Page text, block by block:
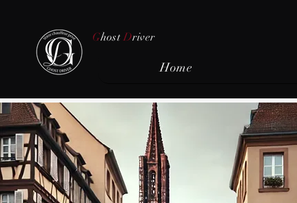
Ghost Driver
Home